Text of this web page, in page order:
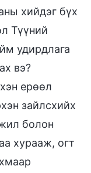
хийдэг бүх
Түүний
удирдлага
вэ?
ерөөл
зайлсхийх
болон
хурааж, огт